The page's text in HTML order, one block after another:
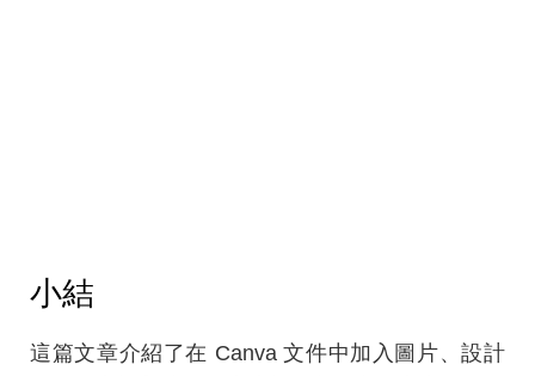
小結
這篇文章介紹了在 Canva 文件中加入圖片、設計